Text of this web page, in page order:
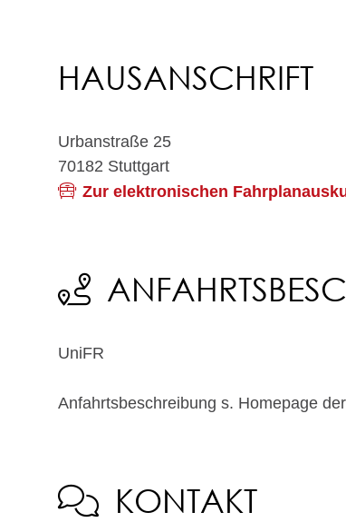
HAUSANSCHRIFT
Urbanstraße 25
70182 Stuttgart
Zur elektronischen
UniFR
Anfahrtsbeschreibung s. Homepage
KONTAKT